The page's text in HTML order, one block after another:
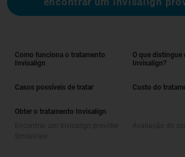
Como funciona o tratamento
Invisalign
O que distingue
Invisalign?
Casos possíveis de tratar Custo do
Obter o tratamento Invisalign